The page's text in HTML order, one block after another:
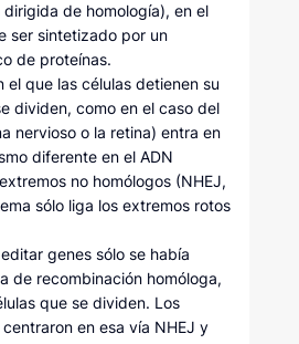
de homología), en el
ser sintetizado por un
de proteínas.
el que las células detienen su
dividen, como en el caso del
nervioso o la retina) entra en
diferente en el ADN
no homólogos (NHEJ,
sólo liga los extremos rotos
genes sólo se había
de recombinación homóloga,
que se dividen. Los
en esa vía NHEJ y